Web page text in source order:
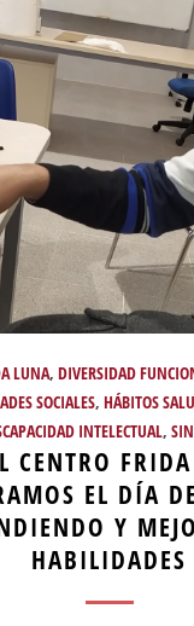
LUNA, DIVERSIDAD
SOCIALES,HÁBITOS
INTELECTUAL,
CENTRO
EL DÍA
Y
HABILIDADES